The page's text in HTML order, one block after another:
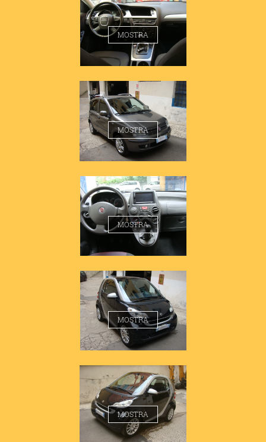
AUDI A4 1.8 BERLINA
MOSTRA
FIAT PANDA 1.2 EMOTION
MOSTRA
FIAT PANDA 1.2 EMOTION
MOSTRA
SMART 451 PASSION
MOSTRA
SMART 451 PASSION
MOSTRA